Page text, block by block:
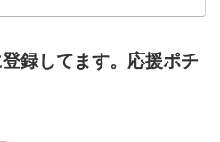
録してます。応援ポチ